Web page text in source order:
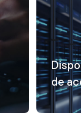
de